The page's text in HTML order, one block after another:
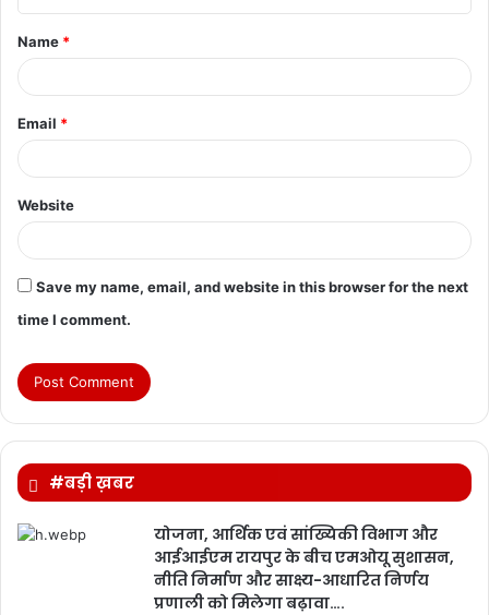
t
*
Name *
Email *
Website
Save my name, email, and website in this browser for the next
time I comment.
#बड़ी ख़बर
योजना, आर्थिक एवं सांख्यिकी विभाग और
आईआईएम रायपुर के बीच एमओयू सुशासन,
नीति निर्माण और साक्ष्य-आधारित निर्णय
प्रणाली को मिलेगा बढ़ावा….